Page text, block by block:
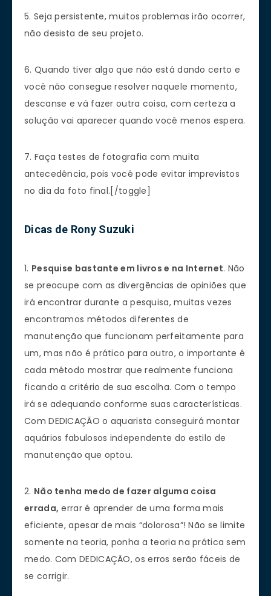
5. Seja persistente, muitos problemas irão ocorrer,
não desista de seu projeto.
6. Quando tiver algo que não está dando certo e
você não consegue resolver naquele momento,
descanse e vá fazer outra coisa, com certeza a
solução vai aparecer quando você menos espera.
7. Faça testes de fotografia com muita
antecedência, pois você pode evitar imprevistos
no dia da foto final.[/toggle]
Dicas de Rony Suzuki
1. Pesquise bastante em livros e na Internet. Não
se preocupe com as divergências de opiniões que
irá encontrar durante a pesquisa, muitas vezes
encontramos métodos diferentes de
manutenção que funcionam perfeitamente para
um, mas não é prático para outro, o importante é
cada método mostrar que realmente funciona
ficando a critério de sua escolha. Com o tempo
irá se adequando conforme suas características.
Com DEDICAÇÃO o aquarista conseguirá montar
aquários fabulosos independente do estilo de
manutenção que optou.
2. Não tenha medo de fazer alguma coisa
errada, errar é aprender de uma forma mais
eficiente, apesar de mais “dolorosa”! Não se limite
somente na teoria, ponha a teoria na prática sem
medo. Com DEDICAÇÃO, os erros serão fáceis de
se corrigir.